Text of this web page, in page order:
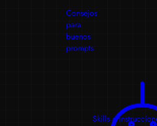
Consejos
para
buenos
prompts
Skills e